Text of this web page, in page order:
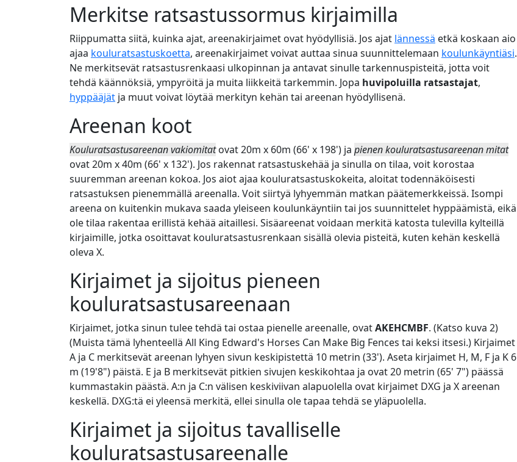
Merkitse ratsastussormus kirjaimilla
Riippumatta siitä, kuinka ajat, areenakirjaimet ovat hyödyllisiä. Jos ajat lännessä etkä koskaan aio
ajaa kouluratsastuskoetta, areenakirjaimet voivat auttaa sinua suunnittelemaan koulunkäyntiäsi.
Ne merkitsevät ratsastusrenkaasi ulkopinnan ja antavat sinulle tarkennuspisteitä, jotta voit
tehdä käännöksiä, ympyröitä ja muita liikkeitä tarkemmin. Jopa huvipoluilla ratsastajat,
hyppääjät ja muut voivat löytää merkityn kehän tai areenan hyödyllisenä.
Areenan koot
Kouluratsastusareenan vakiomitatovat 20m x 60m (66' x 198') ja pienen kouluratsastusareenan mitat
ovat 20m x 40m (66' x 132'). Jos rakennat ratsastuskehää ja sinulla on tilaa, voit korostaa
suuremman areenan kokoa. Jos aiot ajaa kouluratsastuskokeita, aloitat todennäköisesti
ratsastuksen pienemmällä areenalla. Voit siirtyä lyhyemmän matkan päätemerkkeissä. Isompi
areena on kuitenkin mukava saada yleiseen koulunkäyntiin tai jos suunnittelet hyppäämistä, eikä
ole tilaa rakentaa erillistä kehää aitaillesi. Sisäareenat voidaan merkitä katosta tulevilla kylteillä
kirjaimille, jotka osoittavat kouluratsastusrenkaan sisällä olevia pisteitä, kuten kehän keskellä
oleva X.
Kirjaimet ja sijoitus pieneen
kouluratsastusareenaan
Kirjaimet, jotka sinun tulee tehdä tai ostaa pienelle areenalle, ovatAKEHCMBF. (Katso kuva 2)
(Muista tämä lyhenteellä All King Edward's Horses Can Make Big Fences tai keksi itsesi.) Kirjaimet
A ja C merkitsevät areenan lyhyen sivun keskipistettä 10 metrin (33'). Aseta kirjaimet H, M, F ja K 6
m (19'8") päistä. E ja B merkitsevät pitkien sivujen keskikohtaa ja ovat 20 metrin (65' 7") päässä
kummastakin päästä. A:n ja C:n välisen keskiviivan alapuolella ovat kirjaimet DXG ja X areenan
keskellä. DXG:tä ei yleensä merkitä, ellei sinulla ole tapaa tehdä se yläpuolella.
Kirjaimet ja sijoitus tavalliselle
kouluratsastusareenalle